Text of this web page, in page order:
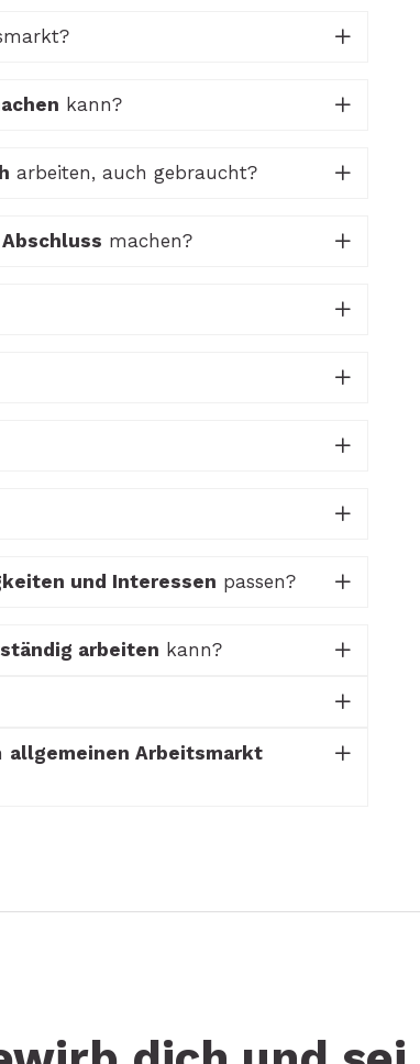
kann?
arbeiten, auch gebraucht?
machen?
und Interessen passen?
arbeiten kann?
allgemeinen Arbeitsmarkt